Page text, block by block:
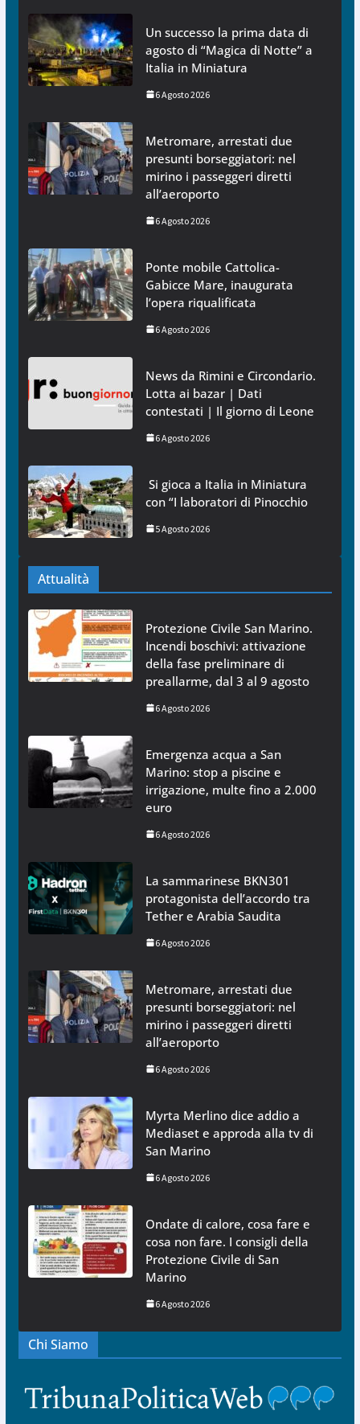
Un successo la prima data di
agosto di “Magica di Notte” a
Italia in Miniatura
6 Agosto 2026
Metromare, arrestati due
presunti borseggiatori: nel
mirino i passeggeri diretti
all’aeroporto
6 Agosto 2026
Ponte mobile Cattolica-
Gabicce Mare, inaugurata
l’opera riqualificata
6 Agosto 2026
News da Rimini e Circondario.
Lotta ai bazar | Dati
contestati | Il giorno di Leone
6 Agosto 2026
Si gioca a Italia in Miniatura
con “I laboratori di Pinocchio
5 Agosto 2026
Attualità
Protezione Civile San Marino.
Incendi boschivi: attivazione
della fase preliminare di
preallarme, dal 3 al 9 agosto
6 Agosto 2026
Emergenza acqua a San
Marino: stop a piscine e
irrigazione, multe fino a 2.000
euro
6 Agosto 2026
La sammarinese BKN301
protagonista dell’accordo tra
Tether e Arabia Saudita
6 Agosto 2026
Metromare, arrestati due
presunti borseggiatori: nel
mirino i passeggeri diretti
all’aeroporto
6 Agosto 2026
Myrta Merlino dice addio a
Mediaset e approda alla tv di
San Marino
6 Agosto 2026
Ondate di calore, cosa fare e
cosa non fare. I consigli della
Protezione Civile di San
Marino
6 Agosto 2026
Chi Siamo